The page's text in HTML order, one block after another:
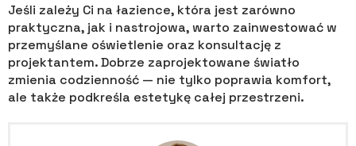
Jeśli zależy Ci na łazience, która jest zarówno
praktyczna, jak i nastrojowa, warto zainwestować w
przemyślane oświetlenie oraz konsultację z
projektantem. Dobrze zaprojektowane światło
zmienia codzienność — nie tylko poprawia komfort,
ale także podkreśla estetykę całej przestrzeni.